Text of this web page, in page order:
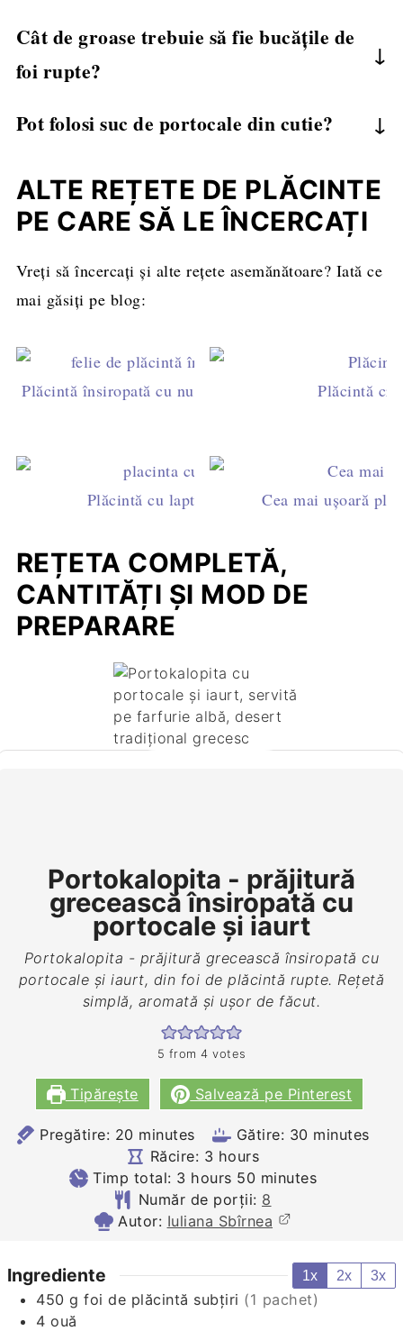
zahăr în sirop.
Cât de groase trebuie să fie bucățile de
foi rupte?
egale. Se vor înmuia oricum în compoziție.
Pot folosi suc de portocale din cutie?
echilibrul dulce-acrișor sunt incomparabile.
ALTE REȚETE DE PLĂCINTE
PE CARE SĂ LE ÎNCERCAȚI
Vreți să încercați și alte rețete asemănătoare? Iată ce
mai găsiți pe blog:
Plăcintă însiropată cu nucă - rețetă de post simplă și
Plăcintă
Plăcintă cu lapte, vanilie și fructe de pădure
Cea mai ușoară
REȚETA COMPLETĂ,
CANTITĂȚI ȘI MOD DE
PREPARARE
Portokalopita - prăjitură
grecească însiropată cu
portocale și iaurt
Portokalopita - prăjitură grecească însiropată cu
portocale și iaurt, din foi de plăcintă rupte. Rețetă
simplă, aromată și ușor de făcut.
5 from 4 votes
Tipărește Salvează pe Pinterest
Pregătire: 20minutes
minutes Gătire: 30minutes
minutes
Răcire: 3hours
hours
Timp total: 3hours
hours 50minutes
minutes
Număr de porții: 8
Autor: Iuliana Sbîrnea
Ingrediente 1x 2x 3x
450 g foi de plăcintă subțiri (1 pachet)
4 ouă